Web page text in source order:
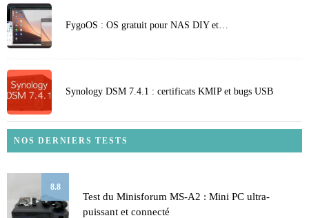
FygoOS : OS gratuit pour NAS DIY et…
Synology DSM 7.4.1 : certificats KMIP et bugs USB
NOS DERNIERS TESTS
8.8
Test du Minisforum MS-A2 : Mini PC ultra-
puissant et connecté